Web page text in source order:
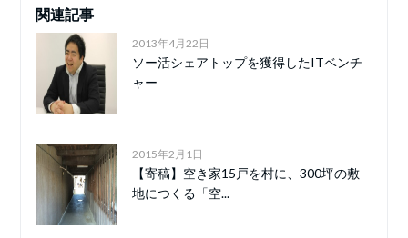
関連記事
2013年4月22日
ソー活シェアトップを獲得したITベンチ
ャー
2015年2月1日
【寄稿】空き家15戸を村に、300坪の敷
地につくる「空...